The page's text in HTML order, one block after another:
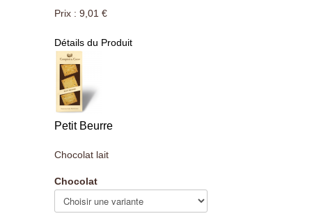
Prix : 9,01 €
Détails du Produit
Petit Beurre
Chocolat lait
Chocolat